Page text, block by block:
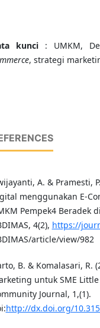
kunci : UMKM,
, strategi
A. & Pramesti,
menggunakan E-
Pempek4 Beradek
4(2), https://
article/view/982
B. & Komalasari, R.
untuk SME
Journal, 1,(1).
http://dx.doi.org/